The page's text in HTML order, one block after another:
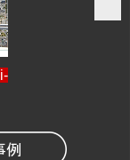
i-SITE ASP クラウド